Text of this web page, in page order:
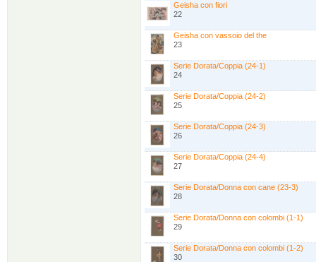
Geisha con fiori
22
Geisha con vassoio del the
23
Serie Dorata/Coppia (24-1)
24
Serie Dorata/Coppia (24-2)
25
Serie Dorata/Coppia (24-3)
26
Serie Dorata/Coppia (24-4)
27
Serie Dorata/Donna con cane (23-3)
28
Serie Dorata/Donna con colombi (1-1)
29
Serie Dorata/Donna con colombi (1-2)
30